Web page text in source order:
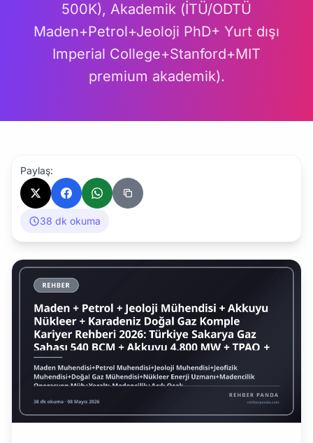
500K), Akademik (İTÜ/ODTÜ
Maden+Petrol+Jeoloji PhD+ Yurt dışı
Imperial College+Stanford+MIT
premium akademik).
Paylaş:
38 dk okuma